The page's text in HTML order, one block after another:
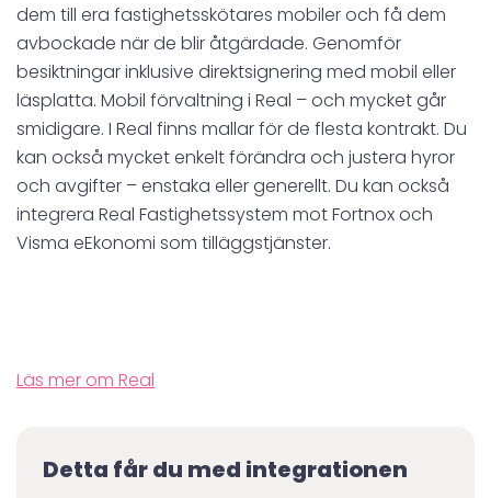
dem till era fastighetsskötares mobiler och få dem
avbockade när de blir åtgärdade. Genomför
besiktningar inklusive direktsignering med mobil eller
läsplatta. Mobil förvaltning i Real – och mycket går
smidigare. I Real finns mallar för de flesta kontrakt. Du
kan också mycket enkelt förändra och justera hyror
och avgifter – enstaka eller generellt. Du kan också
integrera Real Fastighetssystem mot Fortnox och
Visma eEkonomi som tilläggstjänster.
Läs mer om Real
Detta får du med integrationen